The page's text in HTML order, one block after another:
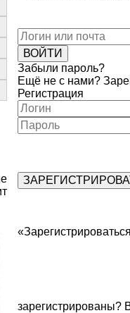
Забыли пароль?
Ещё не с нами?
Регистрация
зарегистрированы?